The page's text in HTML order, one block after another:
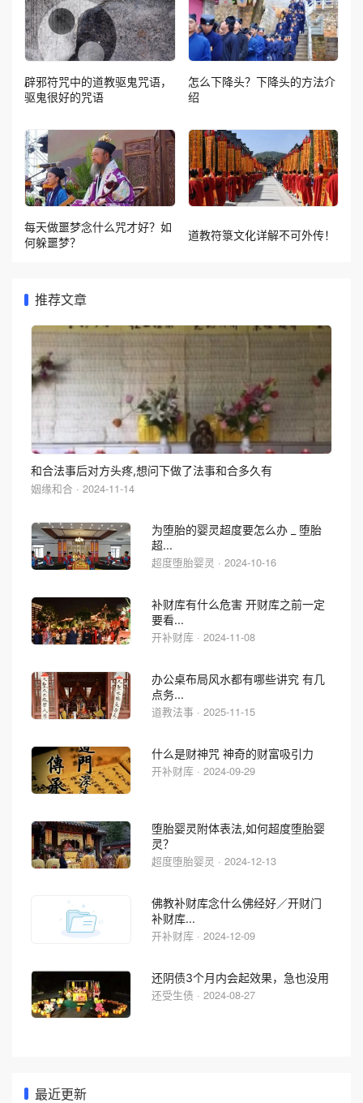
辟邪符咒中的道教驱鬼咒语，
驱鬼很好的咒语
怎么下降头？下降头的方法介
绍
每天做噩梦念什么咒才好？如
何躲噩梦？
道教符箓文化详解不可外传！
推荐文章
和合法事后对方头疼,想问下做了法事和合多久有
姻缘和合 · 2024-11-14
为堕胎的婴灵超度要怎么办 _ 堕胎
超...
超度堕胎婴灵 · 2024-10-16
补财库有什么危害 开财库之前一定
要看...
开补财库 · 2024-11-08
办公桌布局风水都有哪些讲究 有几
点务...
道教法事 · 2025-11-15
什么是财神咒 神奇的财富吸引力
开补财库 · 2024-09-29
堕胎婴灵附体表法,如何超度堕胎婴
灵？
超度堕胎婴灵 · 2024-12-13
佛教补财库念什么佛经好／开财门
补财库...
开补财库 · 2024-12-09
还阴债3个月内会起效果，急也没用
还受生债 · 2024-08-27
最近更新